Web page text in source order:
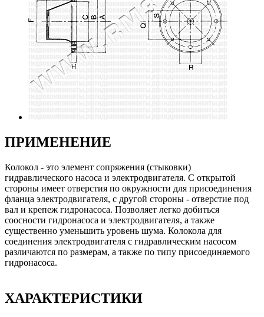
ПРИМЕНЕНИЕ
Колокол - это элемент сопряжения (стыковки)
гидравлического насоса и электродвигателя. С открытой
стороны имеет отверстия по окружности для присоединения
фланца электродвигателя, с другой стороны - отверстие под
вал и крепеж гидронасоса. Позволяет легко добиться
соосности гидронасоса и электродвигателя, а также
существенно уменьшить уровень шума. Колокола для
соединения электродвигателя с гидравлическим насосом
различаются по размерам, а также по типу присоединяемого
гидронасоса.
ХАРАКТЕРИСТИКИ